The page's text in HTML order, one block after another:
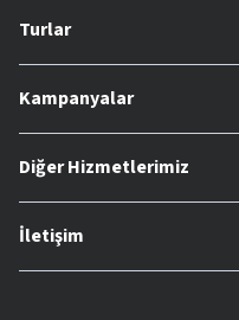
Turlar
Kampanyalar
Diğer Hizmetlerimiz
İletişim